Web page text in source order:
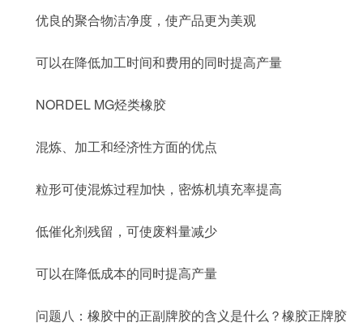
优良的聚合物洁净度，使产品更为美观
可以在降低加工时间和费用的同时提高产量
NORDEL MG烃类橡胶
混炼、加工和经济性方面的优点
粒形可使混炼过程加快，密炼机填充率提高
低催化剂残留，可使废料量减少
可以在降低成本的同时提高产量
问题八：橡胶中的正副牌胶的含义是什么？橡胶正牌胶